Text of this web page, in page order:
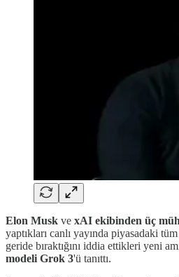
Elon Musk ve xAI ekibinden üç
yaptıkları canlı yayında piyasadaki
geride bıraktığını iddia ettikleri yeni
modeli Grok 3'ü tanıttı.